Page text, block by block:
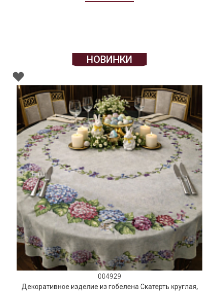
НОВИНКИ
004929
Декоративное изделие из гобелена Скатерть круглая,